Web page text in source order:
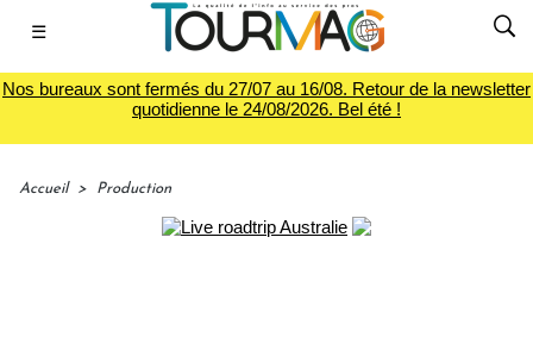
☰
Nos bureaux sont fermés du 27/07 au 16/08. Retour de la newsletter
quotidienne le 24/08/2026. Bel été !
Accueil > Production